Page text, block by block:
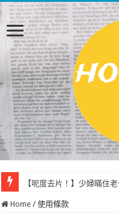
【呢度去片！】少婦暪住
Home / 使用條款